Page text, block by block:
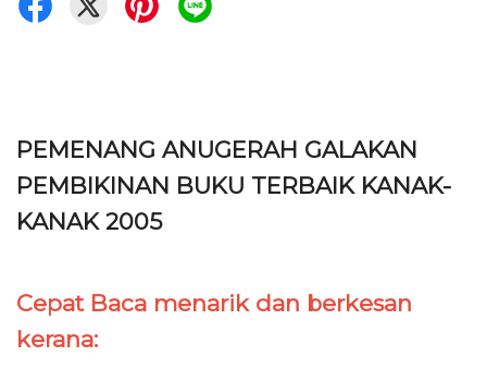
PEMENANG ANUGERAH GALAKAN
PEMBIKINAN BUKU TERBAIK KANAK-
KANAK 2005
Cepat Baca menarik dan berkesan
kerana: